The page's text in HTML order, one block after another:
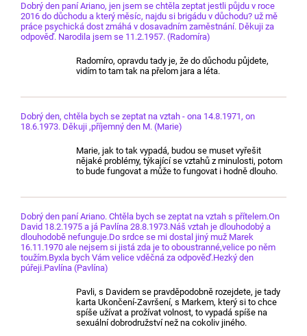
Dobrý den paní Ariano, jen jsem se chtěla zeptat jestli půjdu v roce
2016 do důchodu a který měsíc, najdu si brigádu v důchodu? už mě
práce psychická dost zmáhá v dosavadním zaměstnání. Děkuji za
odpověď. Narodila jsem se 11.2.1957. (Radomíra)
Radomíro, opravdu tady je, že do důchodu půjdete,
vidím to tam tak na přelom jara a léta.
Dobrý den, chtěla bych se zeptat na vztah - ona 14.8.1971, on
18.6.1973. Děkuji ,příjemný den M. (Marie)
Marie, jak to tak vypadá, budou se muset vyřešit
nějaké problémy, týkající se vztahů z minulosti, potom
to bude fungovat a může to fungovat i hodně dlouho.
Dobrý den paní Ariano. Chtěla bych se zeptat na vztah s přítelem.On
David 18.2.1975 a já Pavlína 28.8.1973.Náš vztah je dlouhodobý a
dlouhodobě nefunguje.Do srdce se mi dostal jiný muž Marek
16.11.1970 ale nejsem si jistá zda je to oboustranné,velice po něm
toužím.Byxla bych Vám velice vděčná za odpověď.Hezký den
púřeji.Pavlína (Pavlína)
Pavli, s Davidem se pravděpodobně rozejdete, je tady
karta Ukončení-Završení, s Markem, který si to chce
spíše užívat a prožívat volnost, to vypadá spíše na
sexuální dobrodružství než na cokoliv jiného.